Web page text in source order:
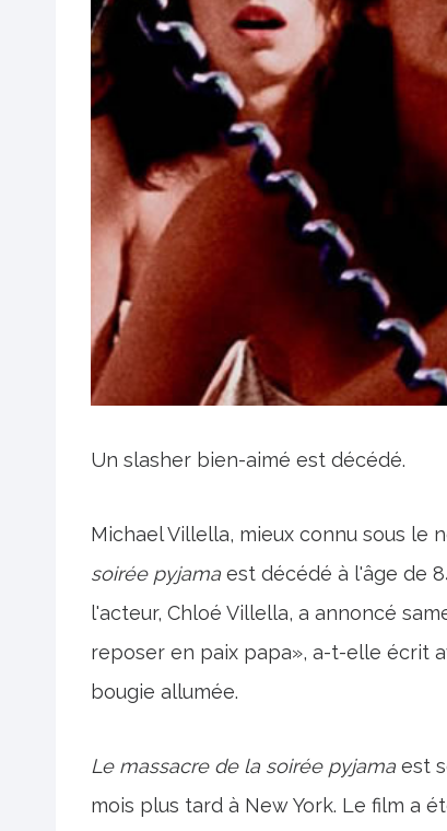
Un slasher bien-aimé est décédé.
Michael Villella, mieux connu sous le
soirée pyjama est décédé à l'âge de
l'acteur, Chloé Villella, a annoncé
reposer en paix papa», a-t-elle écrit
bougie allumée.
Le massacre de la soirée pyjama est
mois plus tard à New York. Le film a